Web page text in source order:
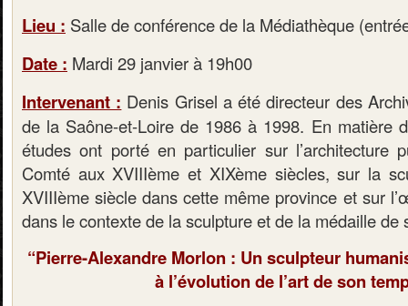
Lieu : Salle de conférence de la Médiathèque
Date : Mardi 29 janvier à 19h00
Intervenant : Denis Grisel a été directeur des
de la Saône-et-Loire de 1986 à 1998. En matière
études ont porté en particulier sur l’architecture
Comté aux XVIIIème et XIXème siècles, sur la
XVIIIème siècle dans cette même province et sur
dans le contexte de la sculpture et de la médaille de
“Pierre-Alexandre Morlon : Un sculpteur
à l’évolution de l’art de son